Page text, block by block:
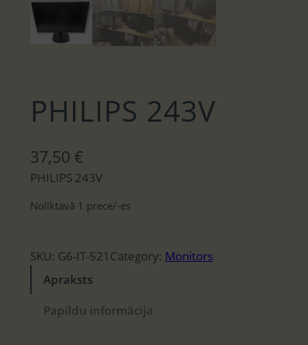
PHILIPS 243V
37,50 €
PHILIPS 243V
Noliktavā 1 prece/-es
SKU: G6-IT-521 Category: Monitors
Apraksts
Papildu informācija